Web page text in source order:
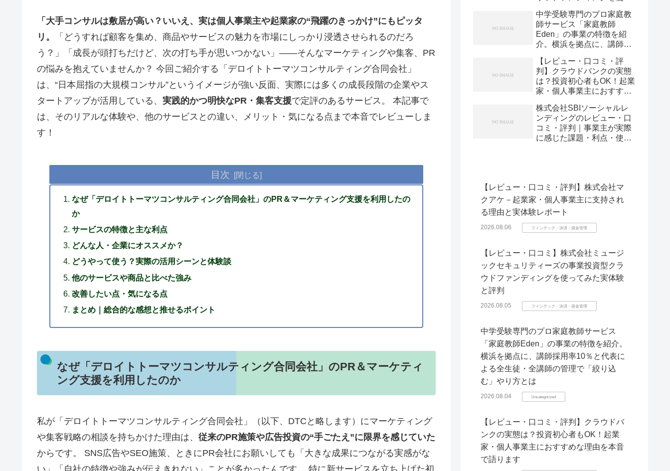
「大手コンサルは敷居が高い？いいえ、実は個人事業主や起業家の“飛躍のきっかけ”にもピッタ
リ。
「どうすれば顧客を集め、商品やサービスの魅力を市場にしっかり浸透させられるのだろ
う？」「成長が頭打ちだけど、次の打ち手が思いつかない」——そんなマーケティングや集客、PR
の悩みを抱えていませんか？ 今回ご紹介する「デロイトトーマツコンサルティング合同会社」
は、“日本屈指の大規模コンサル”というイメージが強い反面、実際には多くの成長段階の企業やス
タートアップが活用している、 実践的かつ明快なPR・集客支援で定評のあるサービス。 本記事で
は、そのリアルな体験や、他のサービスとの違い、メリット・気になる点まで本音でレビューしま
す！
目次
なぜ「デロイトトーマツコンサルティング合同会社」のPR＆マーケティング支援を利用したの
か
サービスの特徴と主な利点
どんな人・企業にオススメか？
どうやって使う？実際の活用シーンと体験談
他のサービスや商品と比べた強み
改善したい点・気になる点
まとめ｜総合的な感想と推せるポイント
なぜ「デロイトトーマツコンサルティング合同会社」のPR＆マーケティ
ング支援を利用したのか
私が「デロイトトーマツコンサルティング合同会社」（以下、DTCと略します）にマーケティング
や集客戦略の相談を持ちかけた理由は、 従来のPR施策や広告投資の“手ごたえ”に限界を感じていた
からです。 SNS広告やSEO施策、ときにPR会社にお願いしても「大きな成果につながる実感がな
い」「自社の特徴や強みが伝えきれない」ことが多かったんです。 特に新サービスを立ち上げた初
中学受験専門のプロ家庭教
師サービス「家庭教師
Eden」の事業の特徴を紹
介。横浜を拠点に、講師採
徒・全講師の管理で「絞り
込む」やり方とは
【レビュー・口コミ・評
判】クラウドバンクの実態
は？投資初心者もOK！起業
家・個人事業主におすすめ
株式会社SBIソーシャルレ
ンディングのレビュー・口
コミ・評判｜事業主が実際
に感じた課題・利点・使い
【レビュー・口コミ・評判】株式会社マ
クアケ－起業家・個人事業主に支持され
る理由と実体験レポート
2026.08.06 フィンテック・決済・資金管理
【レビュー・口コミ】株式会社ミュージ
ックセキュリティーズの事業投資型クラ
ウドファンディングを使ってみた実体験
と評判
2026.08.05 フィンテック・決済・資金管理
中学受験専門のプロ家庭教師サービス
「家庭教師Eden」の事業の特徴を紹介。
横浜を拠点に、講師採用率10％と代表に
よる全生徒・全講師の管理で「絞り込
む」やり方とは
2026.08.04 Uncategorized
【レビュー・口コミ・評判】クラウドバ
ンクの実態は？投資初心者もOK！起業
家・個人事業主におすすめな理由を本音
で語ります